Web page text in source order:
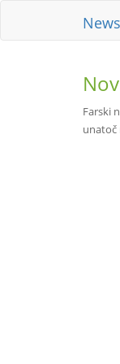
Farski
unatoč